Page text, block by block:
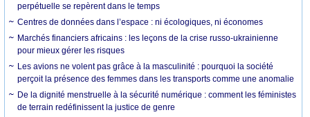
perpétuelle se repèrent dans le temps
Centres de données dans l’espace : ni écologiques, ni économes
Marchés financiers africains : les leçons de la crise russo-ukrainienne
pour mieux gérer les risques
Les avions ne volent pas grâce à la masculinité : pourquoi la société
perçoit la présence des femmes dans les transports comme une anomalie
De la dignité menstruelle à la sécurité numérique : comment les féministes
de terrain redéfinissent la justice de genre